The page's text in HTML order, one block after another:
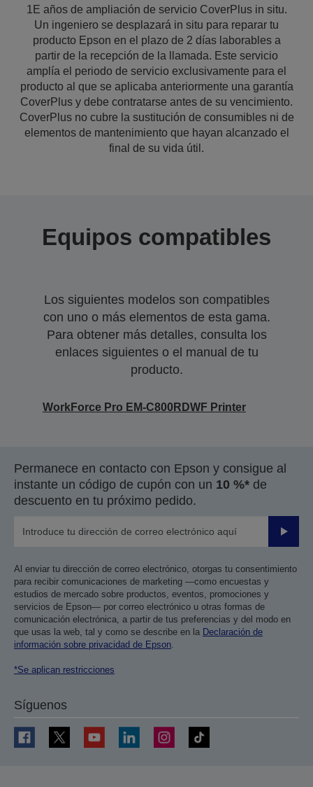
1E años de ampliación de servicio CoverPlus in situ.
Un ingeniero se desplazará in situ para reparar tu
producto Epson en el plazo de 2 días laborables a
partir de la recepción de la llamada. Este servicio
amplía el periodo de servicio exclusivamente para el
producto al que se aplicaba anteriormente una garantía
CoverPlus y debe contratarse antes de su vencimiento.
CoverPlus no cubre la sustitución de consumibles ni de
elementos de mantenimiento que hayan alcanzado el
final de su vida útil.
Equipos compatibles
Los siguientes modelos son compatibles
con uno o más elementos de esta gama.
Para obtener más detalles, consulta los
enlaces siguientes o el manual de tu
producto.
WorkForce Pro EM-C800RDWF Printer
Permanece en contacto con Epson y consigue al
instante un código de cupón con un 10 %* de
descuento en tu próximo pedido.
Enviar
Al enviar tu dirección de correo electrónico, otorgas tu consentimiento
para recibir comunicaciones de marketing —como encuestas y
estudios de mercado sobre productos, eventos, promociones y
servicios de Epson— por correo electrónico u otras formas de
comunicación electrónica, a partir de tus preferencias y del modo en
que usas la web, tal y como se describe en la Declaración de
información sobre privacidad de Epson.
*Se aplican restricciones
Síguenos